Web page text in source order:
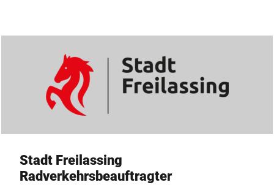
Stadt Freilassing
Radverkehrsbeauftragter